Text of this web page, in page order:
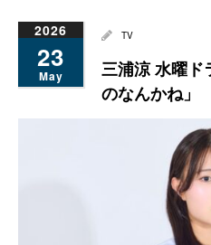
2026
23
May
TV
三浦涼 水曜ド
のなんかね」